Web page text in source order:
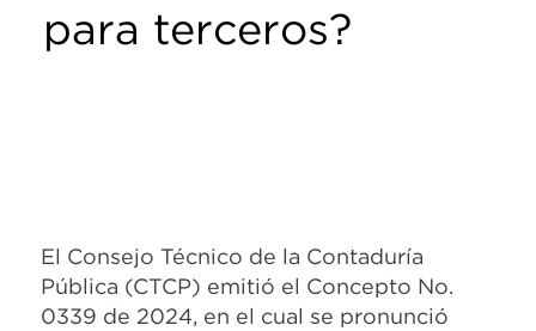
para terceros?
El Consejo Técnico de la Contaduría
Pública (CTCP) emitió el Concepto No.
0339 de 2024, en el cual se pronunció